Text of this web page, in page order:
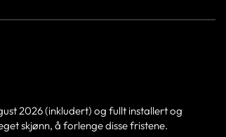
2026 (inkludert) og fullt installert og
skjønn, å forlenge disse fristene.